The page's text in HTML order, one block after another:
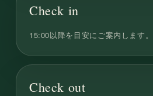
Check in
15:00以降を目安にご案内します。
Check out